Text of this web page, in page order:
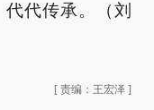
代传承。（刘
[ 责编：王宏泽 ]